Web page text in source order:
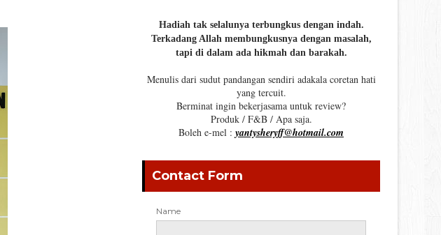
Hadiah tak selalunya terbungkus dengan indah.
Terkadang Allah membungkusnya dengan masalah,
tapi di dalam ada hikmah dan barakah.
Menulis dari sudut pandangan sendiri adakala coretan hati
yang tercuit.
Berminat ingin bekerjasama untuk review?
Produk / F&B / Apa saja.
Boleh e-mel : yantysheryff@hotmail.com
Contact Form
Name